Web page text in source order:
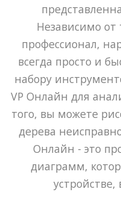
Независимо от
профессионал,
всегда просто и
набору
VP Онлайн для
того, вы можете
дерева
Онлайн - это
диаграмм,